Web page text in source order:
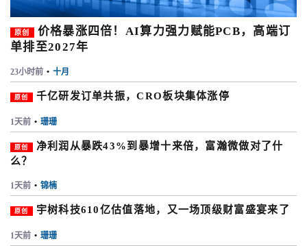
原创
价格暴涨四倍！AI算力强力赋能PCB，高端订
单排至2027年
23小时前 • 十月
原创 千亿研发订单共振，CRO板块集体涨停
1天前 • 珊珊
原创
净利润从暴跌43%到暴增十来倍，富瀚微做对了什
么？
1天前 • 锦楠
原创 宇树科技610亿估值落地，又一场顶级财富盛宴来了
1天前 • 珊珊